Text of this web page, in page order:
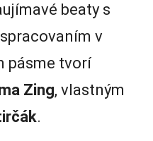
beaty s
v
pásme tvorí
Zing, vlastným
.